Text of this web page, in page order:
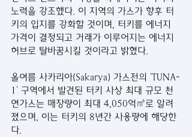
노력을 강조했다. 이 지역의 가스가 향후 터
키의 입지를 강화할 것이며, 터키를 에너지
가격이 결정되고 거래가 이루어지는 에너지
허브로 탈바꿈시킬 것이라고 밝혔다.
올여름 사카리아(Sakarya) 가스전의 ‘TUNA-
1’ 구역에서 발견된 터키 사상 최대 규모 천
연가스는 매장량이 최대 4,050억㎥로 알려
졌으며, 이는 터키의 8년간 사용량에 해당한
다.